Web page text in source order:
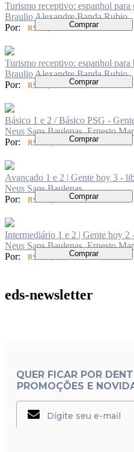
Turismo receptivo: espanhol para
Braulio Alexandre Banda Rubio
Por:
R$ 52,00 Comprar
Turismo receptivo: espanhol para
Braulio Alexandre Banda Rubio
Por:
R$ 52,00 Comprar
Básico 1 e 2 / Básico PSG -
Neus Sans Baulenas, Ernesto
Por:
R$ 235,30 Comprar
Avançado 1 e 2 | Gente hoy 3 -
Neus Sans Baulenas
Por:
R$ 226,25 Comprar
Intermediário 1 e 2 | Gente hoy 2
Neus Sans Baulenas, Ernesto
Por:
R$ 226,25 Comprar
eds-newsletter
QUER FICAR POR
PROMOÇÕES E